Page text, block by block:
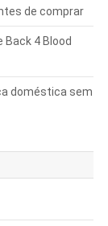
de comprar
Back 4 Blood
doméstica sem